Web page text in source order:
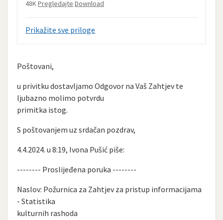
48KPregledajte Download
Prikažite sve priloge
Poštovani,
u privitku dostavljamo Odgovor na Vaš Zahtjev te
ljubazno molimo potvrdu
primitka istog.
S poštovanjem uz srdačan pozdrav,
4.4.2024. u 8:19, Ivona Pušić piše:
-------- Proslijeđena poruka --------
Naslov: Požurnica za Zahtjev za pristup informacijama
- Statistika
kulturnih rashoda